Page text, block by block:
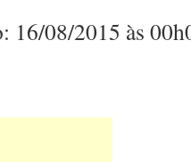
16/08/2015 às